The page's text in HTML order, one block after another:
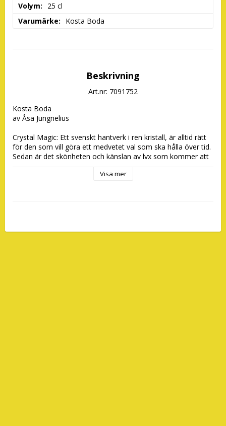
Volym
25 cl
Varumärke
Kosta Boda
Beskrivning
Art.nr: 7091752
Kosta Boda
av Åsa Jungnelius
Crystal Magic: Ett svenskt hantverk i ren kristall, är alltid rätt
för den som vill göra ett medvetet val som ska hålla över tid.
Sedan är det skönheten och känslan av lyx som kommer att
kristallen ger en visuell förnimmelse av det skickliga
Visa mer